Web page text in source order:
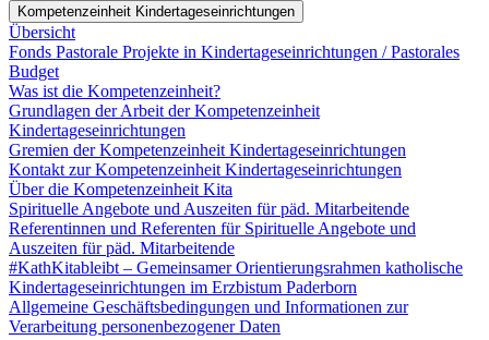
Kompetenzeinheit Kindertageseinrichtungen
Übersicht
Fonds Pastorale Projekte in Kindertageseinrichtungen / Pastorales
Budget
Was ist die Kompetenzeinheit?
Grundlagen der Arbeit der Kompetenzeinheit
Kindertageseinrichtungen
Gremien der Kompetenzeinheit Kindertageseinrichtungen
Kontakt zur Kompetenzeinheit Kindertageseinrichtungen
Über die Kompetenzeinheit Kita
Spirituelle Angebote und Auszeiten für päd. Mitarbeitende
Referentinnen und Referenten für Spirituelle Angebote und
Auszeiten für päd. Mitarbeitende
#KathKitableibt – Gemeinsamer Orientierungsrahmen katholische
Kindertageseinrichtungen im Erzbistum Paderborn
Allgemeine Geschäftsbedingungen und Informationen zur
Verarbeitung personenbezogener Daten